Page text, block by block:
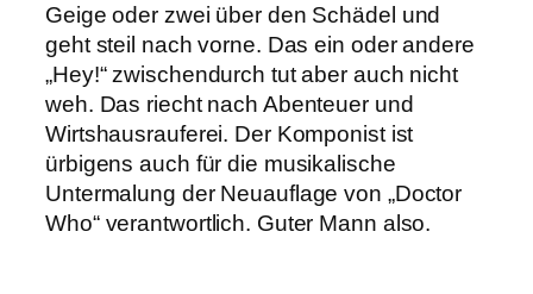
Geige oder zwei über den Schädel und
geht steil nach vorne. Das ein oder andere
„Hey!“ zwischendurch tut aber auch nicht
weh. Das riecht nach Abenteuer und
Wirtshausrauferei. Der Komponist ist
ürbigens auch für die musikalische
Untermalung der Neuauflage von „Doctor
Who“ verantwortlich. Guter Mann also.